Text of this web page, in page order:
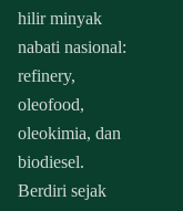
hilir minyak
nabati nasional:
refinery,
oleofood,
oleokimia, dan
biodiesel.
Berdiri sejak